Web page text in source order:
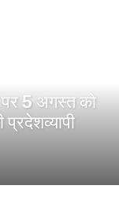
5 अगस्त को